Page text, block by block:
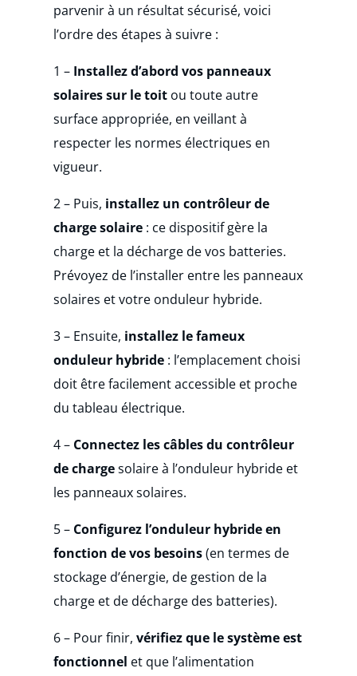
parvenir à un résultat sécurisé, voici
l’ordre des étapes à suivre :
1 – Installez d’abord vos panneaux
solaires sur le toit ou toute autre
surface appropriée, en veillant à
respecter les normes électriques en
vigueur.
2 – Puis, installez un contrôleur de
charge solaire : ce dispositif gère la
charge et la décharge de vos batteries.
Prévoyez de l’installer entre les panneaux
solaires et votre onduleur hybride.
3 – Ensuite, installez le fameux
onduleur hybride : l’emplacement choisi
doit être facilement accessible et proche
du tableau électrique.
4 – Connectez les câbles du contrôleur
de chargesolaire à l’onduleur hybride et
les panneaux solaires.
5 – Configurez l’onduleur hybride en
fonction de vos besoins(en termes de
stockage d’énergie, de gestion de la
charge et de décharge des batteries).
6 – Pour finir,vérifiez que le système est
fonctionnel et que l’alimentation